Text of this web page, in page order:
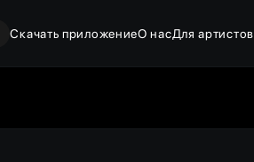
Скачать приложениеО насДля артистов